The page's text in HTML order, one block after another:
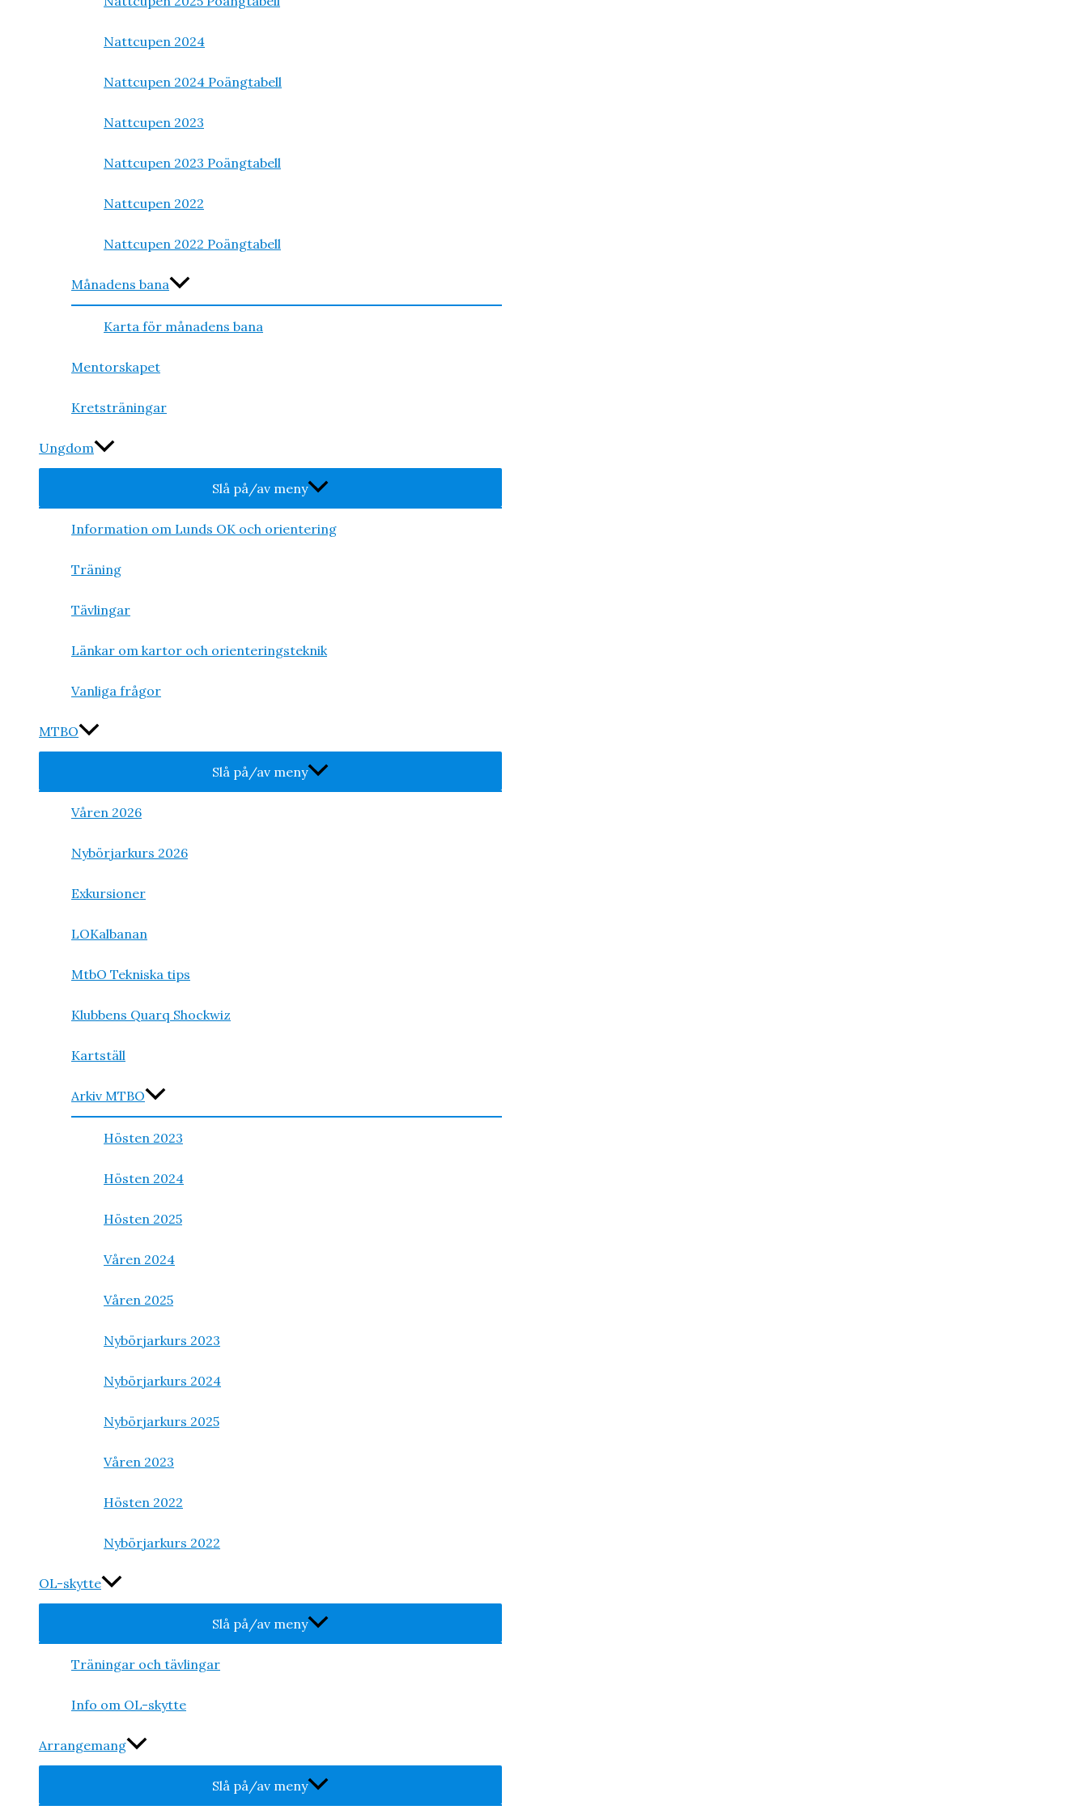
Nattcupen 2024
Nattcupen 2024 Poängtabell
Nattcupen 2023
Nattcupen 2023 Poängtabell
Nattcupen 2022
Nattcupen 2022 Poängtabell
Månadens bana
Karta för månadens bana
Mentorskapet
Kretsträningar
Ungdom
Slå på/av meny
Information om Lunds OK och orientering
Träning
Tävlingar
Länkar om kartor och orienteringsteknik
Vanliga frågor
MTBO
Slå på/av meny
Våren 2026
Nybörjarkurs 2026
Exkursioner
LOKalbanan
MtbO Tekniska tips
Klubbens Quarq Shockwiz
Kartställ
Arkiv MTBO
Hösten 2023
Hösten 2024
Hösten 2025
Våren 2024
Våren 2025
Nybörjarkurs 2023
Nybörjarkurs 2024
Nybörjarkurs 2025
Våren 2023
Hösten 2022
Nybörjarkurs 2022
OL-skytte
Slå på/av meny
Träningar och tävlingar
Info om OL-skytte
Arrangemang
Slå på/av meny